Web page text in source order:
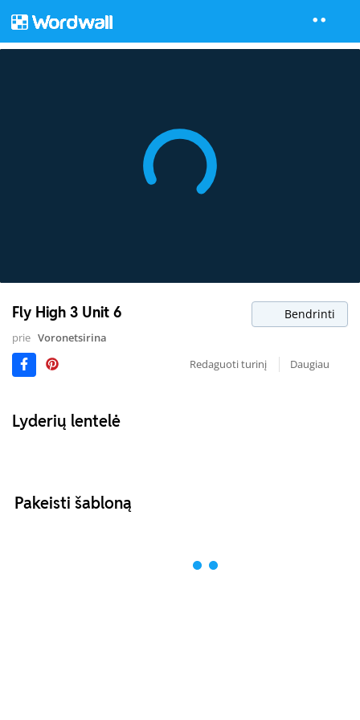
Fly High 3 Unit 6 Bendrinti
prie Voronetsirina
Redaguoti turinį
Daugiau
Lyderių lentelė
Pakeisti šabloną